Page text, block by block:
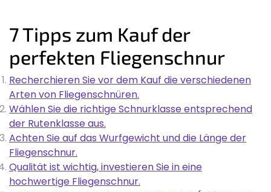
7 Tipps zum Kauf der
perfekten Fliegenschnur
Recherchieren Sie vor dem Kauf die verschiedenen
Arten von Fliegenschnüren.
Wählen Sie die richtige Schnurklasse entsprechend
der Rutenklasse aus.
Achten Sie auf das Wurfgewicht und die Länge der
Fliegenschnur.
Qualität ist wichtig, investieren Sie in eine
hochwertige Fliegenschnur.